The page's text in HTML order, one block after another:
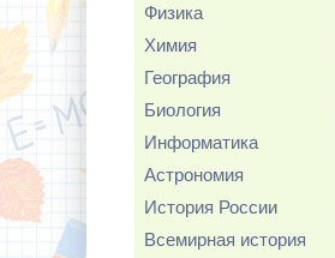
Физика
Химия
География
Биология
Информатика
Астрономия
История России
Всемирная история